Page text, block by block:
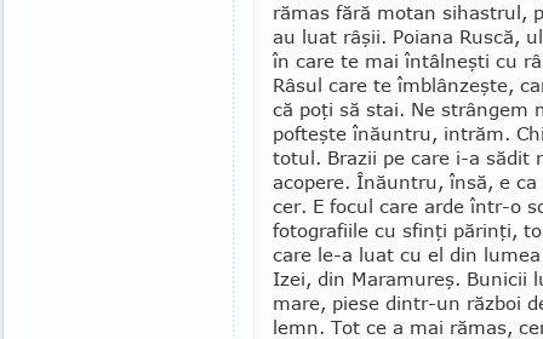
rămas fără motan sihastrul,
au luat râşii. Poiana Ruscă,
în care te mai întâlneşti cu
Râsul care te îmblânzeşte,
că poţi să stai. Ne strângem
pofteşte înăuntru, intrăm.
totul. Brazii pe care i-a sădit
acopere. Înăuntru, însă, e
cer. E focul care arde într-o
fotografiile cu sfinţi părinţi,
care le-a luat cu el din
Izei, din Maramureş. Bunicii
mare, piese dintr-un război
lemn. Tot ce a mai rămas,